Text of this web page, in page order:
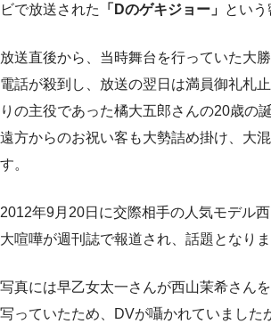
ビで放送された
「Dのゲキジョー」 という
放送直後から、当時舞台を行っていた大
電話が殺到し、放送の翌日は満員御礼札
りの主役であった橘大五郎さんの20歳の
遠方からのお祝い客も大勢詰め掛け、大
す。
2012年9月20日に交際相手の人気モデル
大喧嘩が週刊誌で報道され、話題となりま
写真には早乙女太一さんが西山茉希さん
写っていたため、DVが囁かれていました